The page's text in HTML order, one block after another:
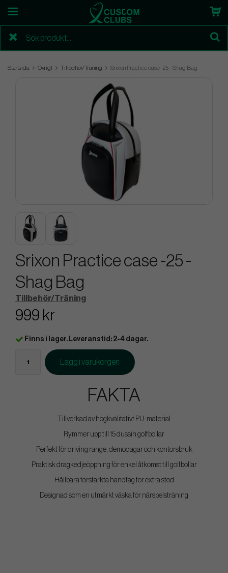
Startsida Övrigt Tillbehör/Träning Srixon Practice case -25 - Shag Bag
Srixon Practice case -25 -
Shag Bag
Tillbehör/Träning
999 kr
Finns i lager. Leveranstid: 2-4 dagar.
Lägg i varukorgen
FAKTA
Tillverkad av högkvalitativt PU-material
Rymmer upp till 15 dussin golfbollar
Perfekt för driving range, demodagar och kontorsbruk
Praktisk dragkedjeöppning för enkel åtkomst till golfbollar
Hållbara förstärkta handtag för extra stöd
Designad som en utmärkt väska för närspelsträning